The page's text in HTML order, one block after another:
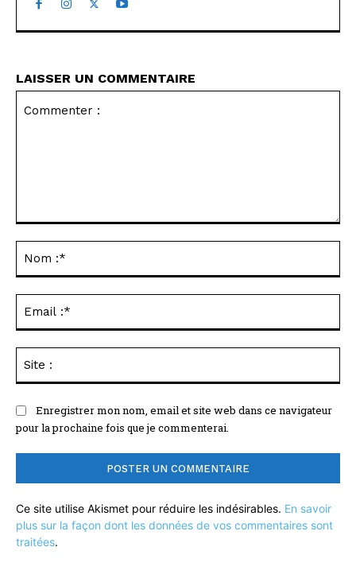
LAISSER UN COMMENTAIRE
Enregistrer mon nom, email et site web dans ce navigateur
pour la prochaine fois que je commenterai.
Ce site utilise Akismet pour réduire les indésirables. En savoir
plus sur la façon dont les données de vos commentaires sont
traitées.